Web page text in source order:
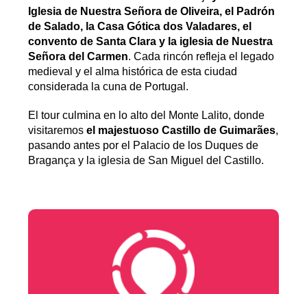
Iglesia de Nuestra Señora de Oliveira, el Padrón
de Salado, la Casa Gótica dos Valadares, el
convento de Santa Clara y la iglesia de Nuestra
Señora del Carmen. Cada rincón refleja el legado
medieval y el alma histórica de esta ciudad
considerada la cuna de Portugal.
El tour culmina en lo alto del Monte Lalito, donde
visitaremosel majestuoso Castillo de Guimarães,
pasando antes por el Palacio de los Duques de
Bragança y la iglesia de San Miguel del Castillo.